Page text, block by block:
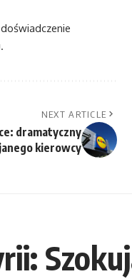
NEXT ARTICLE
dramatyczny
kierowcy